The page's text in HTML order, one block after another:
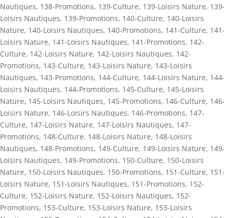
Nautiques, 138-Promotions, 139-Culture, 139-Loisirs Nature, 139-
Loisirs Nautiques, 139-Promotions, 140-Culture, 140-Loisirs
Nature, 140-Loisirs Nautiques, 140-Promotions, 141-Culture, 141-
Loisirs Nature, 141-Loisirs Nautiques, 141-Promotions, 142-
Culture, 142-Loisirs Nature, 142-Loisirs Nautiques, 142-
Promotions, 143-Culture, 143-Loisirs Nature, 143-Loisirs
Nautiques, 143-Promotions, 144-Culture, 144-Loisirs Nature, 144-
Loisirs Nautiques, 144-Promotions, 145-Culture, 145-Loisirs
Nature, 145-Loisirs Nautiques, 145-Promotions, 146-Culture, 146-
Loisirs Nature, 146-Loisirs Nautiques, 146-Promotions, 147-
Culture, 147-Loisirs Nature, 147-Loisirs Nautiques, 147-
Promotions, 148-Culture, 148-Loisirs Nature, 148-Loisirs
Nautiques, 148-Promotions, 149-Culture, 149-Loisirs Nature, 149-
Loisirs Nautiques, 149-Promotions, 150-Culture, 150-Loisirs
Nature, 150-Loisirs Nautiques, 150-Promotions, 151-Culture, 151-
Loisirs Nature, 151-Loisirs Nautiques, 151-Promotions, 152-
Culture, 152-Loisirs Nature, 152-Loisirs Nautiques, 152-
Promotions, 153-Culture, 153-Loisirs Nature, 153-Loisirs